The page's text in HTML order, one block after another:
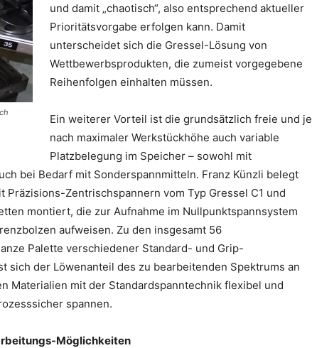
und damit „chaotisch“, also entsprechend aktueller
Prioritätsvorgabe erfolgen kann. Damit
unterscheidet sich die Gressel-Lösung von
Wettbewerbsprodukten, die zumeist vorgegebene
Reihenfolgen einhalten müssen.
Ein weiterer Vorteil ist die grundsätzlich freie und je
nach maximaler Werkstückhöhe auch variable
Platzbelegung im Speicher – sowohl mit
bei Bedarf mit Sonderspannmitteln. Franz Künzli belegt
Zentrischspannern vom Typ Gressel C1 und
montiert, die zur Aufnahme im Nullpunktspannsystem
aufweisen. Zu den insgesamt 56
Palette verschiedener Standard- und Grip-
sich der Löwenanteil des zu bearbeitenden Spektrums an
Materialien mit der Standardspanntechnik flexibel und
spannen.
Möglichkeiten